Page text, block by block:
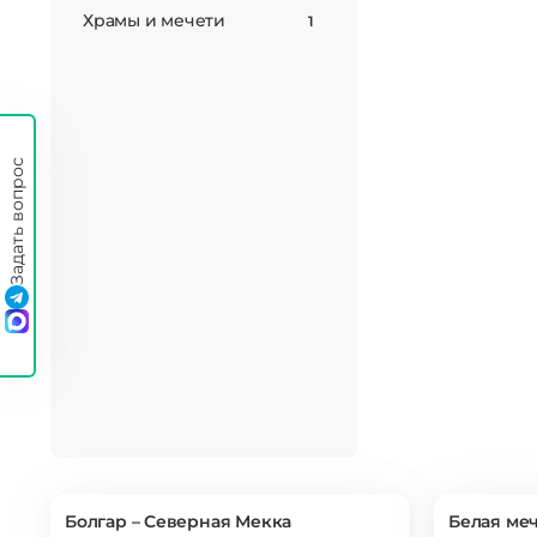
Задать вопрос
Храмы и мечети 1
Болгар – Северная Мекка Белая